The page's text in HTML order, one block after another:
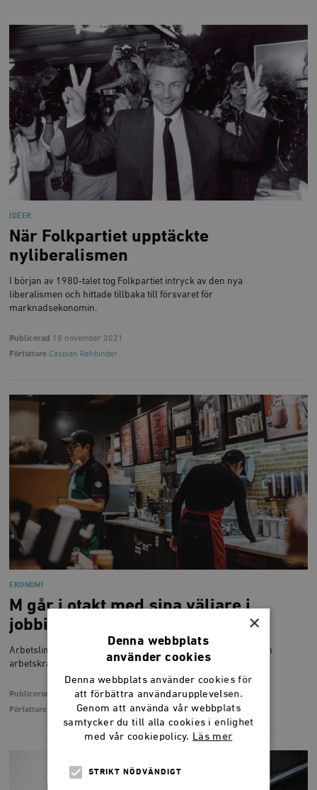
IDÉER
När Folkpartiet upptäckte
nyliberalismen
I början av 1980-talet tog Folkpartiet intryck av den nya
liberalismen och hittade tillbaka till försvaret för
marknadsekonomin.
Publicerad 18 november 2021
Författare Caspian Rehbinder
EKONOMI
M går i otakt med sina väljare i
jobbinvandringen
Arbetslinjen är populär bland svenska väljare. Det gäller även
arbetskraftsinvandringen.
Publicerad
21 oktober 2021
Författare
Caspian Rehbinder
×
Denna webbplats
använder cookies
Denna webbplats använder cookies för
att förbättra användarupplevelsen.
Genom att använda vår webbplats
samtycker du till alla cookies i enlighet
med vår cookiepolicy. Läs mer
STRIKT NÖDVÄNDIGT